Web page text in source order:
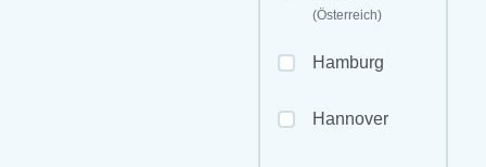
(Österreich)
Hamburg
Hannover